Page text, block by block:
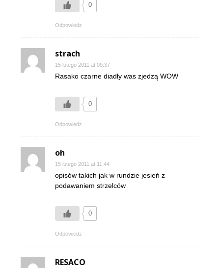
0
Odpowiedz
strach
15 lutego 2011 at 09:37
Rasako czarne diadły was zjedzą WOW
0
Odpowiedz
oh
15 lutego 2011 at 11:44
opisów takich jak w rundzie jesień z
podawaniem strzelców
0
Odpowiedz
RESACO